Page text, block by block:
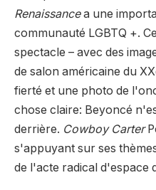
Renaissancea une
communauté LGBTQ +.
spectacle – avec des
de salon américaine du
fierté et une photo de
chose claire: Beyoncé
derrière. Cowboy Carter
s'appuyant sur ses
de l'acte radical d'espace